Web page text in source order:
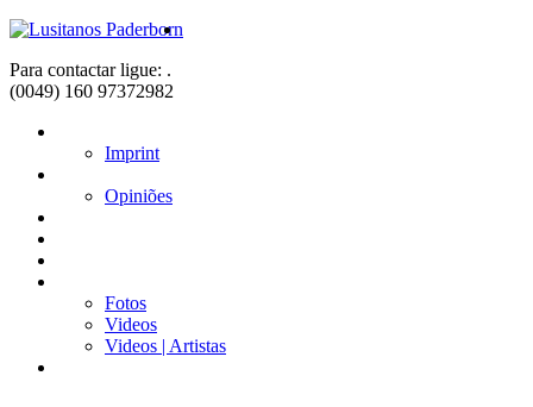
Para contactar ligue: .
(0049) 160 97372982
Imprint
Opiniões
Fotos
Videos
Videos | Artistas